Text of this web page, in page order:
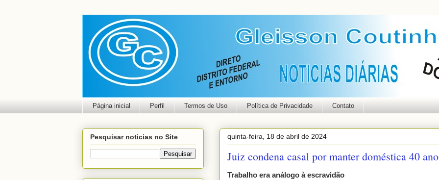
Página inicial Perfil Termos de Uso Política de Privacidade Contato
quinta-feira, 18 de abril de 2024
Juiz condena casal por manter doméstica 40
Trabalho era análogo à escravidão
Pesquisar noticias no Site